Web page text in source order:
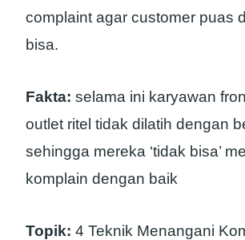
complaint agar customer puas
bisa.
Fakta: selama ini karyawan
outlet ritel tidak dilatih dengan
sehingga mereka ‘tidak bisa’
komplain dengan baik
Topik: 4 Teknik Menangani